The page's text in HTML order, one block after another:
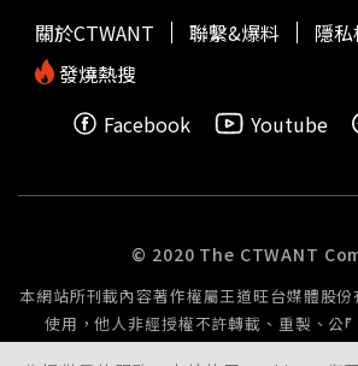
仲、周湯豪、玖壹壹、理想混蛋、
OSN及安心亞等卡司輪番登台，透過不
邀請全台旅客走進澎湖，感受音樂、燈
關於CTWANT 聯繫&爆料
隱
發燒熱搜
Facebook
Youtube
© 2020 The CTWANT
本網站所刊載內容著作權屬王道旺台媒體股
使用，他人非經授權不許轉載、重製、公